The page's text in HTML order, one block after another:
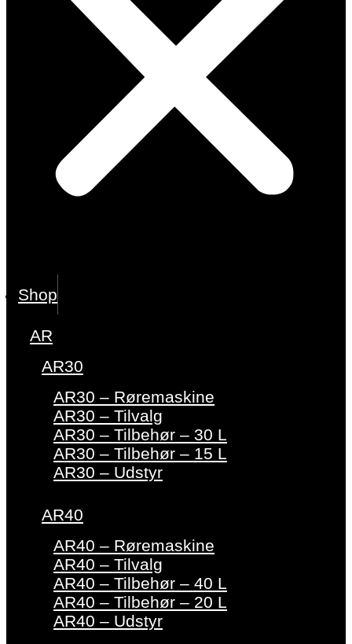
Shop
AR
AR30
AR30 – Røremaskine
AR30 – Tilvalg
AR30 – Tilbehør – 30 L
AR30 – Tilbehør – 15 L
AR30 – Udstyr
AR40
AR40 – Røremaskine
AR40 – Tilvalg
AR40 – Tilbehør – 40 L
AR40 – Tilbehør – 20 L
AR40 – Udstyr